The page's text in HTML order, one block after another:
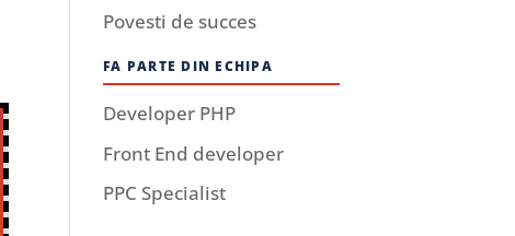
Povesti de succes
FA PARTE DIN ECHIPA
Developer PHP
Front End developer
PPC Specialist